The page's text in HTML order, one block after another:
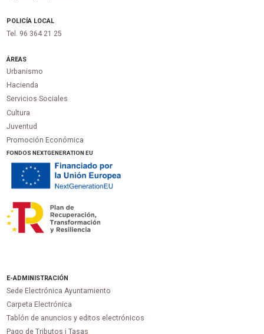
POLICÍA LOCAL
Tel. 96 364 21 25
ÁREAS
Urbanismo
Hacienda
Servicios Sociales
Cultura
Juventud
Promoción Económica
FONDOS NEXTGENERATION EU
E-ADMINISTRACIÓN
Sede Electrónica Ayuntamiento
Carpeta Electrónica
Tablón de anuncios y editos electrónicos
Pago de Tributos i Tasas